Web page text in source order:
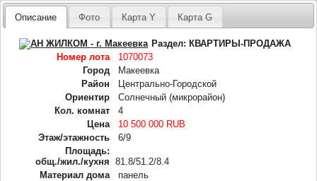
Описание Фото Карта Y Карта G
Раздел:КВАРТИРЫ-ПРОДАЖА
Номер лота
1070073
Город
Макеевка
Район
Центрально-Городской
Ориентир
Солнечный (микрорайон)
Кол. комнат
4
Цена
10 500 000 RUB
Этаж/этажность
6/9
Площадь:
общ./жил./кухня
81.8/51.2/8.4
Материал дома
панель